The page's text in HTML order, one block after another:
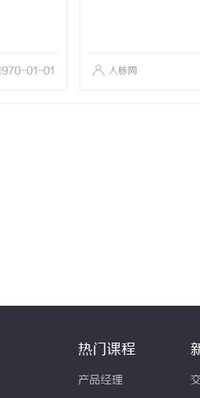
01-01 人脉网
热门课程
产品经理